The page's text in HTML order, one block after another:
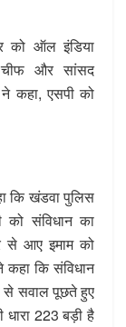
को ऑल इंडिया
चीफ और सांसद
कहा, एसपी को
कि खंडवा पुलिस
संविधान का
से आए इमाम को
कहा कि संविधान
से सवाल पूछते हुए
223 बड़ी है